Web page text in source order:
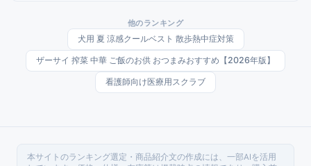
他のランキング
犬用 夏 涼感クールベスト 散歩熱中症対策
ザーサイ 搾菜 中華 ご飯のお供 おつまみおすすめ【2026年版】
看護師向け医療用スクラブ
本サイトのランキング選定・商品紹介文の作成には、一部AIを活用